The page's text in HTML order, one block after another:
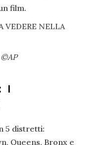
film.
I
5 distretti:
Queens, Bronx e